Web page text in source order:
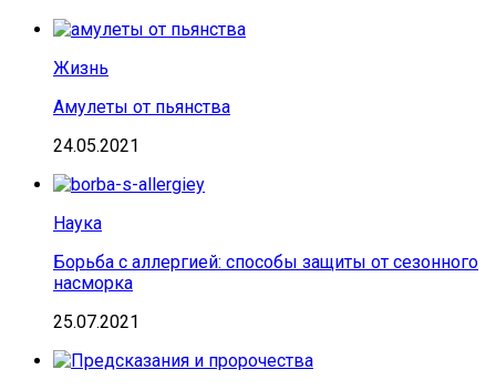
Жизнь
Амулеты от пьянства
24.05.2021
Наука
Борьба с аллергией: способы защиты от сезонного
насморка
25.07.2021